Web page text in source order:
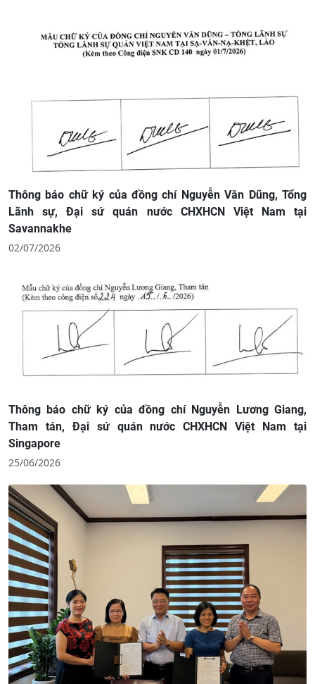
Thông báo chữ ký của đồng chí Nguyễn Văn Dũng, Tổng
Lãnh sự, Đại sứ quán nước CHXHCN Việt Nam tại
Savannakhe
02/07/2026
Thông báo chữ ký của đồng chí Nguyễn Lương Giang,
Tham tán, Đại sứ quán nước CHXHCN Việt Nam tại
Singapore
25/06/2026